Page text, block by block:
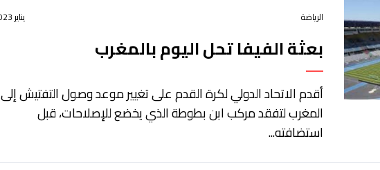
الرياضة يناير 2023
بعثة الفيفا تحل اليوم بالمغرب
أقدم الاتحاد الدولي لكرة القدم على تغيير موعد وصول التفتيش إلى
المغرب لتفقد مركب ابن بطوطة الذي يخضع للإصلاحات، قبل
استضافته...